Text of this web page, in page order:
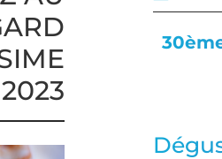
2023